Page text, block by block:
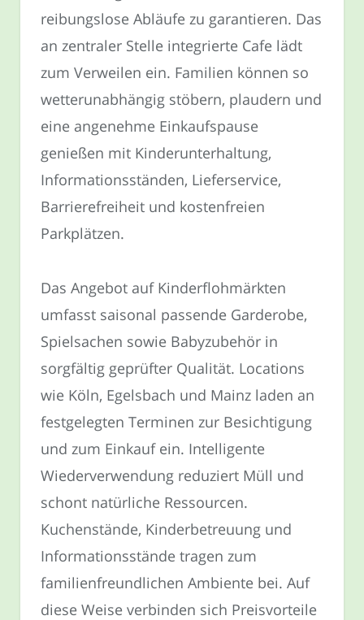
reibungslose Abläufe zu garantieren. Das
an zentraler Stelle integrierte Cafe lädt
zum Verweilen ein. Familien können so
wetterunabhängig stöbern, plaudern und
eine angenehme Einkaufspause
genießen mit Kinderunterhaltung,
Informationsständen, Lieferservice,
Barrierefreiheit und kostenfreien
Parkplätzen.
Das Angebot auf Kinderflohmärkten
umfasst saisonal passende Garderobe,
Spielsachen sowie Babyzubehör in
sorgfältig geprüfter Qualität. Locations
wie Köln, Egelsbach und Mainz laden an
festgelegten Terminen zur Besichtigung
und zum Einkauf ein. Intelligente
Wiederverwendung reduziert Müll und
schont natürliche Ressourcen.
Kuchenstände, Kinderbetreuung und
Informationsstände tragen zum
familienfreundlichen Ambiente bei. Auf
diese Weise verbinden sich Preisvorteile